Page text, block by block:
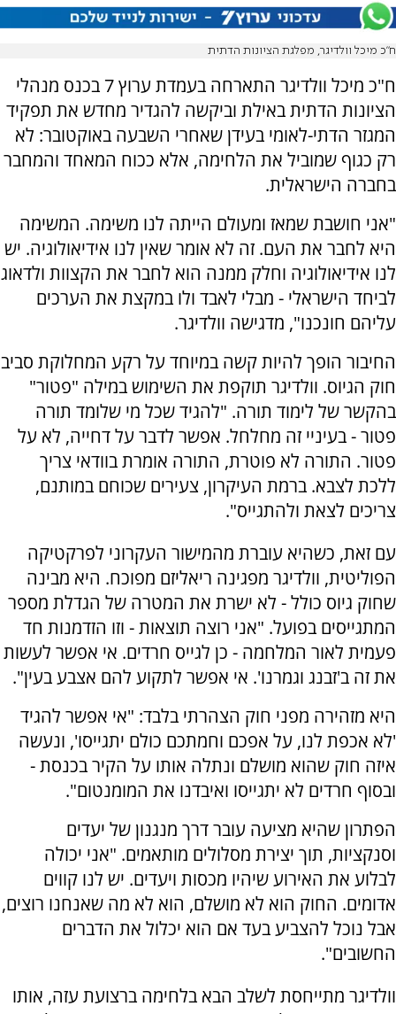
ח"כ מיכל וולדיגר, מפלגת הציונות הדתית
ח"כ מיכל וולדיגר התארחה בעמדת ערוץ 7 בכנס מנהלי
הציונות הדתית באילת וביקשה להגדיר מחדש את תפקיד
המגזר הדתי-לאומי בעידן שאחרי השבעה באוקטובר: לא
רק כגוף שמוביל את הלחימה, אלא ככוח המאחד והמחבר
בחברה הישראלית.
"אני חושבת שמאז ומעולם הייתה לנו משימה. המשימה
היא לחבר את העם. זה לא אומר שאין לנו אידיאולוגיה. יש
לנו אידיאולוגיה וחלק ממנה הוא לחבר את הקצוות ולדאוג
לביחד הישראלי - מבלי לאבד ולו במקצת את הערכים
עליהם חונכנו", מדגישה וולדיגר.
החיבור הופך להיות קשה במיוחד על רקע המחלוקת סביב
חוק הגיוס. וולדיגר תוקפת את השימוש במילה "פטור"
בהקשר של לימוד תורה. "להגיד שכל מי שלומד תורה
פטור - בעיניי זה מחלחל. אפשר לדבר על דחייה, לא על
פטור. התורה לא פוטרת, התורה אומרת בוודאי צריך
ללכת לצבא. ברמת העיקרון, צעירים שכוחם במותנם,
צריכים לצאת ולהתגייס".
עם זאת, כשהיא עוברת מהמישור העקרוני לפרקטיקה
הפוליטית, וולדיגר מפגינה ריאליזם מפוכח. היא מבינה
שחוק גיוס כולל - לא ישרת את המטרה של הגדלת מספר
המתגייסים בפועל. "אני רוצה תוצאות - וזו הזדמנות חד
פעמית לאור המלחמה - כן לגייס חרדים. אי אפשר לעשות
את זה ב'זבנג וגמרנו'. אי אפשר לתקוע להם אצבע בעין".
היא מזהירה מפני חוק הצהרתי בלבד: "אי אפשר להגיד
'לא אכפת לנו, על אפכם וחמתכם כולם יתגייסו', ונעשה
איזה חוק שהוא מושלם ונתלה אותו על הקיר בכנסת -
ובסוף חרדים לא יתגייסו ואיבדנו את המומנטום".
הפתרון שהיא מציעה עובר דרך מנגנון של יעדים
וסנקציות, תוך יצירת מסלולים מותאמים. "אני יכולה
לבלוע את האירוע שיהיו מכסות ויעדים. יש לנו קווים
אדומים. החוק הוא לא מושלם, הוא לא מה שאנחנו רוצים,
אבל נוכל להצביע בעד אם הוא יכלול את הדברים
החשובים".
וולדיגר מתייחסת לשלב הבא בלחימה ברצועת עזה, אותו